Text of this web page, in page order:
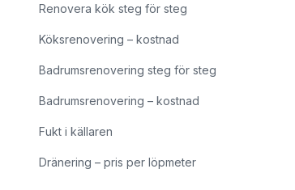
Renovera kök steg för steg
Köksrenovering – kostnad
Badrumsrenovering steg för steg
Badrumsrenovering – kostnad
Fukt i källaren
Dränering – pris per löpmeter